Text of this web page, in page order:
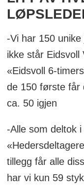
-Vi har 150
ikke står Eidsvoll
«Eidsvoll 6-
de 150 første får
ca. 50 igjen
-Alle som deltok
tillegg får alle
har vi kun 59